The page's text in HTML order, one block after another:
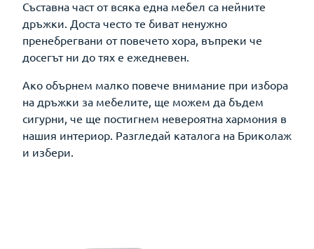
Съставна част от всяка една мебел са нейните
дръжки. Доста често те биват ненужно
пренебрегвани от повечето хора, въпреки че
досегът ни до тях е ежедневен.
Ако обърнем малко повече внимание при избора
на дръжки за мебелите, ще можем да бъдем
сигурни, че ще постигнем невероятна хармония в
нашия интериор. Разгледай каталога на Бриколаж
и избери.